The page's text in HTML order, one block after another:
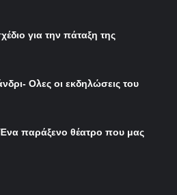
για την πάταξη της
Ολες οι εκδηλώσεις του
παράξενο θέατρο που μας